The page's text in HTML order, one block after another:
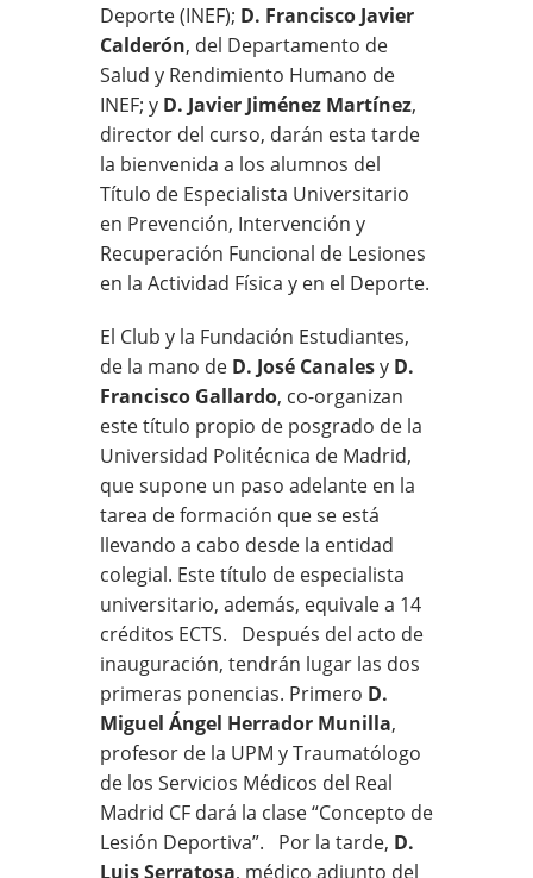
Deporte (INEF); D. Francisco Javier
Calderón, del Departamento de
Salud y Rendimiento Humano de
INEF; y D. Javier Jiménez Martínez,
director del curso, darán esta tarde
la bienvenida a los alumnos del
Título de Especialista Universitario
en Prevención, Intervención y
Recuperación Funcional de Lesiones
en la Actividad Física y en el Deporte.
El Club y la Fundación Estudiantes,
de la mano de D. José Canalesy D.
Francisco Gallardo, co-organizan
este título propio de posgrado de la
Universidad Politécnica de Madrid,
que supone un paso adelante en la
tarea de formación que se está
llevando a cabo desde la entidad
colegial. Este título de especialista
universitario, además, equivale a 14
créditos ECTS. Después del acto de
inauguración, tendrán lugar las dos
primeras ponencias. Primero D.
Miguel Ángel Herrador Munilla,
profesor de la UPM y Traumatólogo
de los Servicios Médicos del Real
Madrid CF dará la clase “Concepto de
Lesión Deportiva”. Por la tarde, D.
Luis Serratosa, médico adjunto del